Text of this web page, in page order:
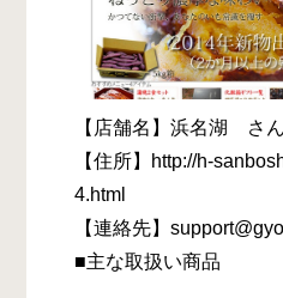
【店舗名】浜名湖 さ
【住所】http://h-
4.html
【連絡先】
■主な取扱い商品